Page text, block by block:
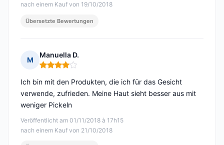
nach einem Kauf von 19/10/2018
Übersetzte Bewertungen
M
Manuella D.
Hinweis: 4 von 5
Veröffentlicht am 01/11/2018 à 17h15
nach einem Kauf von 21/10/2018
Ich bin mit den Produkten, die ich für das Gesicht
verwende, zufrieden. Meine Haut sieht besser aus mit
weniger Pickeln